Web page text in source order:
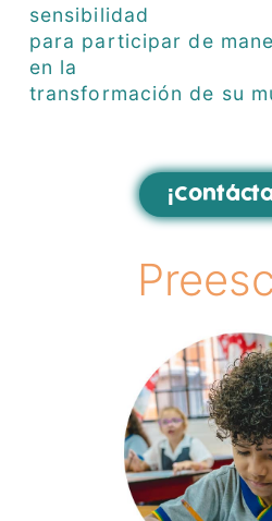
sensibilidad
para participar de
en la
transformación de su